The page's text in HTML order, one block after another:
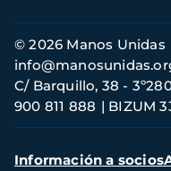
Información
de
contacto
© 2026 Manos Unidas
C/ Barquillo, 38 -
900 811 888
BIZUM
Menú
Información a socios